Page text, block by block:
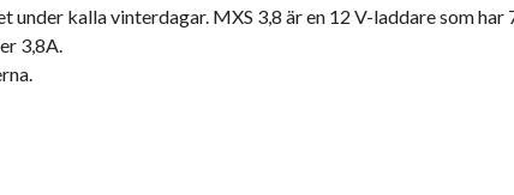
kalla vinterdagar. MXS 3,8 är en 12 V-laddare som har
3,8A.